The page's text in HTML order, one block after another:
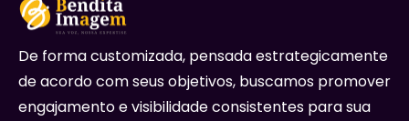
De forma customizada, pensada estrategicamente
de acordo com seus objetivos, buscamos promover
engajamento e visibilidade consistentes para sua